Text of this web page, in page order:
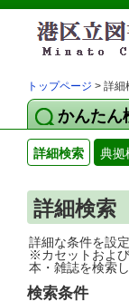
トップページ > 詳細
かんたん
詳細検索 典拠
詳細検索
詳細な条件を設
※カセットおよ
本・雑誌を検索
検索条件